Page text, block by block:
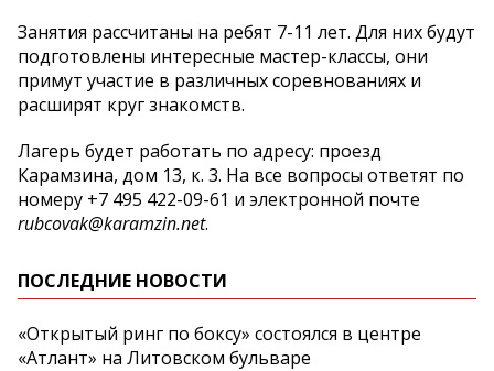
Занятия рассчитаны на ребят 7-11 лет. Для них будут
подготовлены интересные мастер-классы, они
примут участие в различных соревнованиях и
расширят круг знакомств.
Лагерь будет работать по адресу: проезд
Карамзина, дом 13, к. 3. На все вопросы ответят по
номеру +7 495 422-09-61 и электронной почте
rubcovak@karamzin.net.
ПОСЛЕДНИЕ НОВОСТИ
«Открытый ринг по боксу» состоялся в центре
«Атлант» на Литовском бульваре